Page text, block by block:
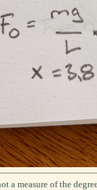
a measure of the